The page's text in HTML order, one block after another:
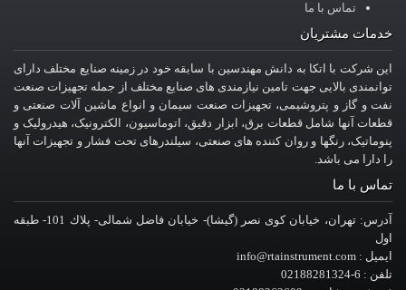
تماس با ما
خدمات مشتریان
این شرکت با اتکا به دانش مهندسین با سابقه خود در زمینه صنایع مختلف دارای
توانمندی بالایی جهت تامین نیازمندی های صنایع مختلف از جمله تجهیزات صنعت
نفت و گاز و پتروشیمی، تجهیزات صنعت سیمان و انواع ماشین آلات صنعتی و
قطعات آنها شامل قطعات برق، ابزار دقیق، اتوماسیون، الکترونیک، هیدرولیک و
پنوماتیک، رنگها و روان کننده های صنعتی، سیلندرهای تحت فشار و تجهیزات آنها
را دارا می باشد.
تماس با ما
آدرس: تهران، خيابان کوی نصر (گیشا)- خيابان فاضل شمالی- پلاك 101- طبقه
اول
ایمیل : info@rtainstrument.com
تلفن : 6-02188281324